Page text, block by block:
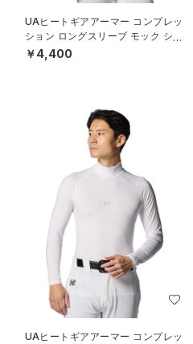
UAヒートギアアーマー コンプレッ
ション ロングスリーブ モック シャ
ツ（ベースボール/MEN）
￥4,400
UAヒートギアアーマー コンプレッ